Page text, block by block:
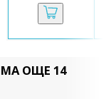
ОЩЕ 14